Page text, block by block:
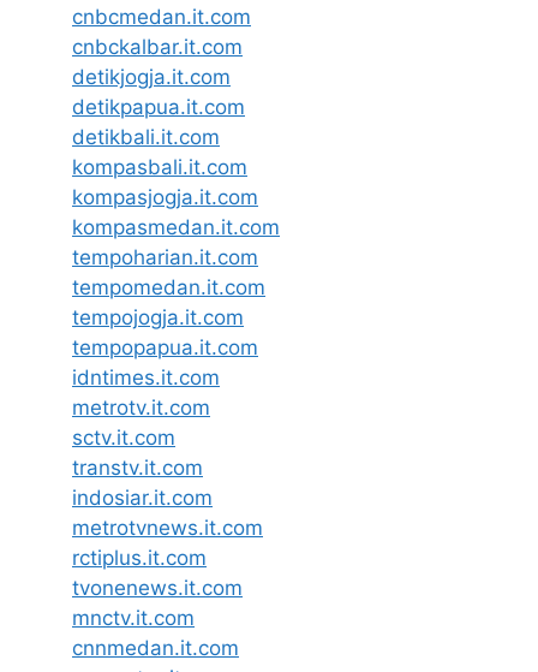
cnbcmedan.it.com
cnbckalbar.it.com
detikjogja.it.com
detikpapua.it.com
detikbali.it.com
kompasbali.it.com
kompasjogja.it.com
kompasmedan.it.com
tempoharian.it.com
tempomedan.it.com
tempojogja.it.com
tempopapua.it.com
idntimes.it.com
metrotv.it.com
sctv.it.com
transtv.it.com
indosiar.it.com
metrotvnews.it.com
rctiplus.it.com
tvonenews.it.com
mnctv.it.com
cnnmedan.it.com